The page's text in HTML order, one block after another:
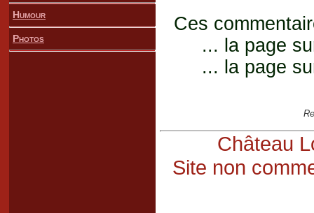
Humour
Photos
Ces
... la page
... la page
Château
Site non